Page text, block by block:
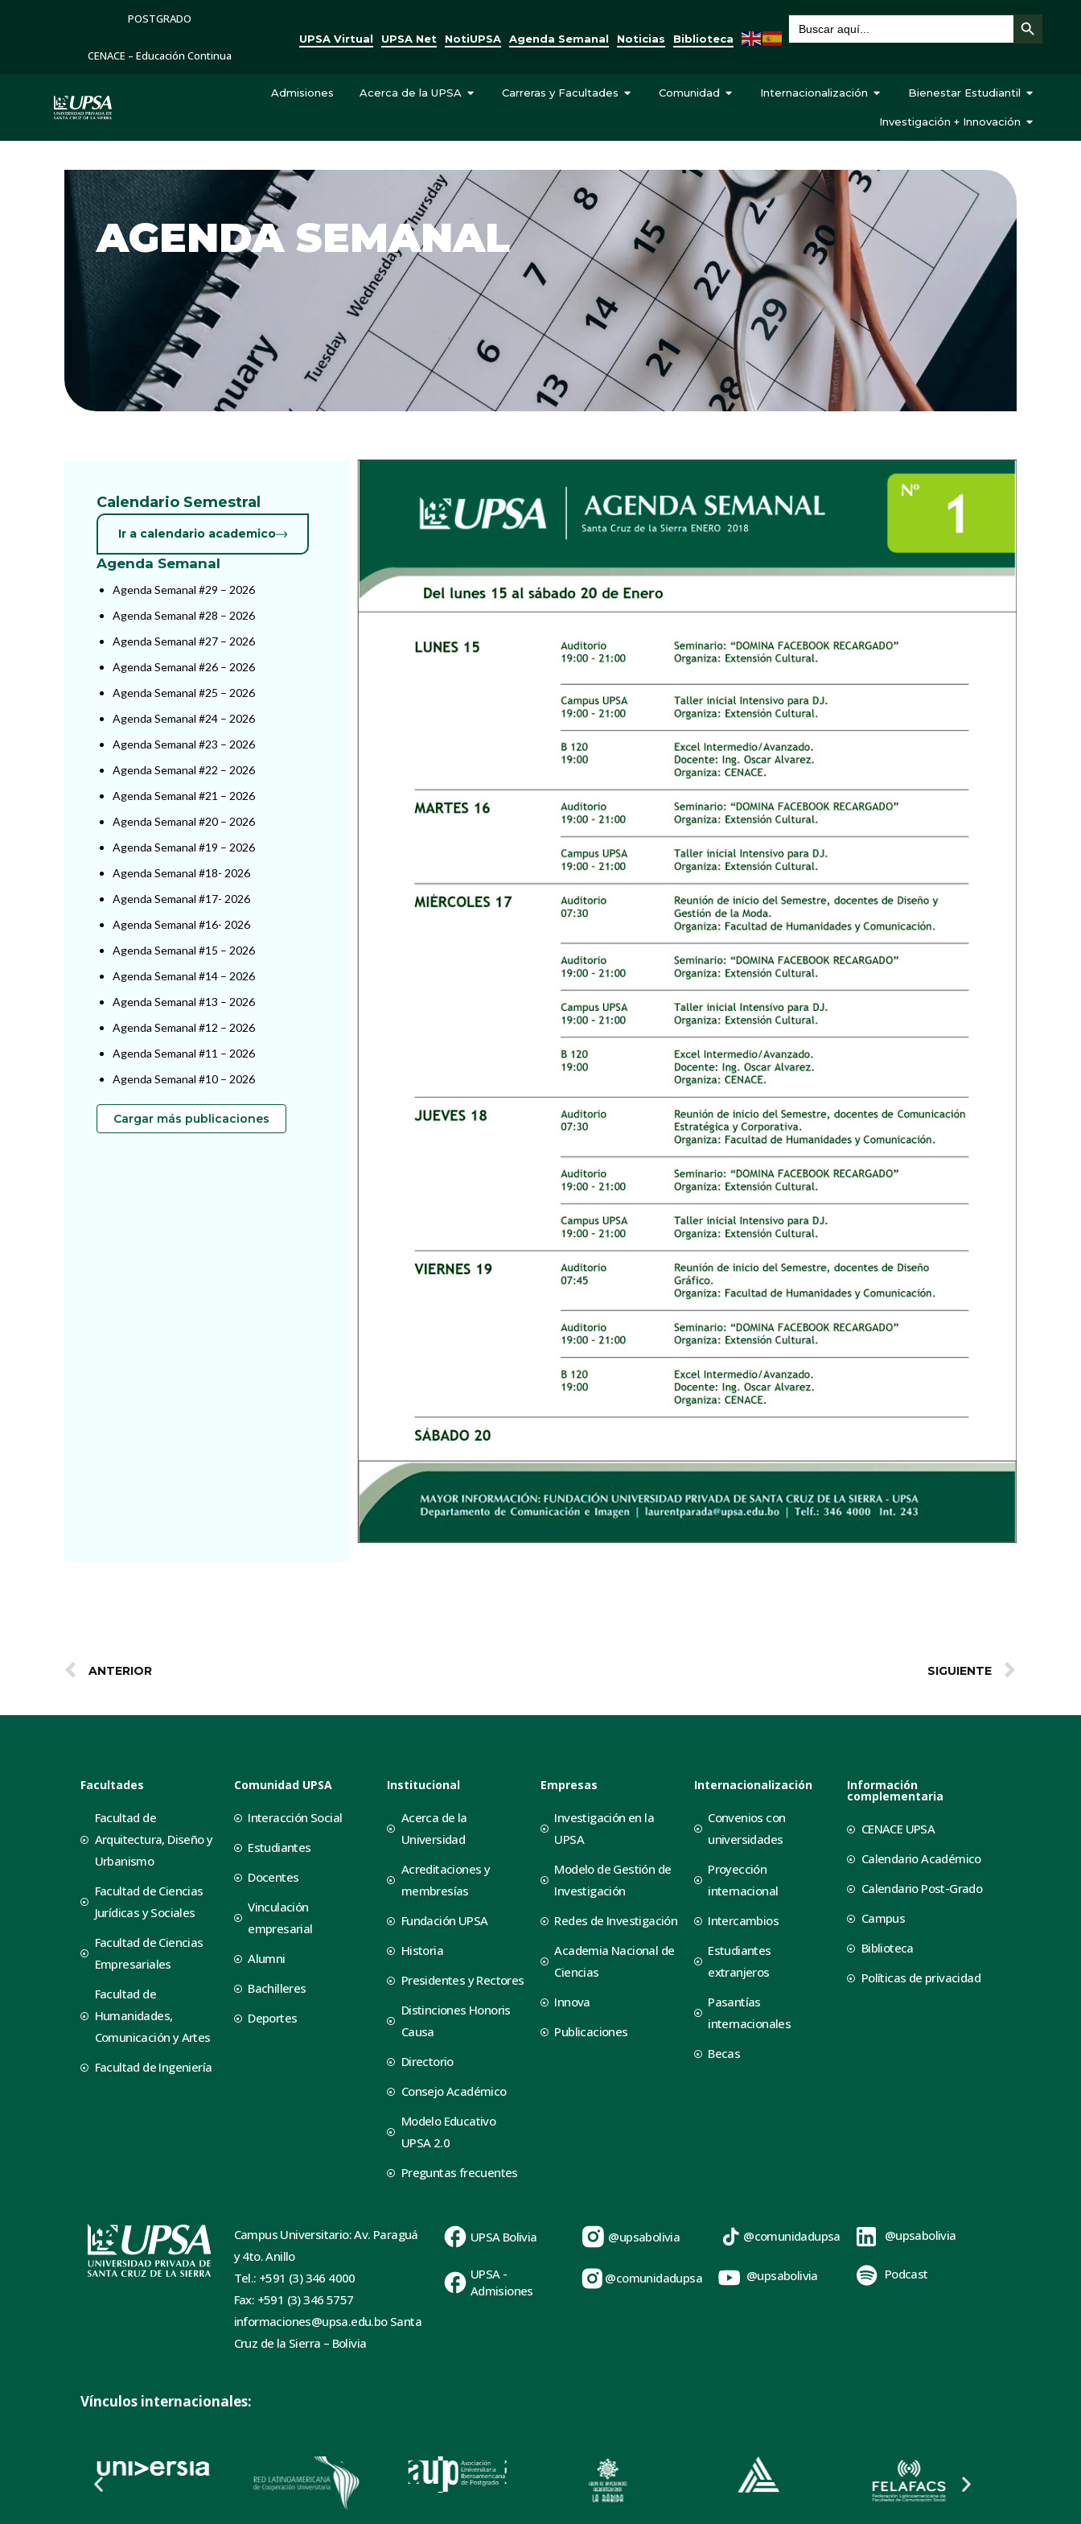
POSTGRADO
CENACE – Educación Continua
UPSA Virtual UPSA Net NotiUPSA Agenda Semanal Noticias Biblioteca
Buscar: Botón de búsqueda
Admisiones Acerca de la UPSA Carreras y Facultades Comunidad Internacionalización Bienestar Estudiantil
Investigación + Innovación
AGENDA SEMANAL
Calendario Semestral
Ir a calendario academico
Agenda Semanal
Agenda Semanal #29 – 2026
Agenda Semanal #28 – 2026
Agenda Semanal #27 – 2026
Agenda Semanal #26 – 2026
Agenda Semanal #25 – 2026
Agenda Semanal #24 – 2026
Agenda Semanal #23 – 2026
Agenda Semanal #22 – 2026
Agenda Semanal #21 – 2026
Agenda Semanal #20 – 2026
Agenda Semanal #19 – 2026
Agenda Semanal #18- 2026
Agenda Semanal #17- 2026
Agenda Semanal #16- 2026
Agenda Semanal #15 – 2026
Agenda Semanal #14 – 2026
Agenda Semanal #13 – 2026
Agenda Semanal #12 – 2026
Agenda Semanal #11 – 2026
Agenda Semanal #10 – 2026
Cargar más publicaciones
ANTERIOR SIGUIENTE
Facultades
Facultad de
Arquitectura, Diseño y
Urbanismo
Facultad de Ciencias
Jurídicas y Sociales
Facultad de Ciencias
Empresariales
Facultad de
Humanidades,
Comunicación y Artes
Facultad de Ingeniería
Comunidad UPSA
Interacción Social
Estudiantes
Docentes
Vinculación
empresarial
Alumni
Bachilleres
Deportes
Institucional
Acerca de la
Universidad
Acreditaciones y
membresías
Fundación UPSA
Historia
Presidentes y Rectores
Distinciones Honoris
Causa
Directorio
Consejo Académico
Modelo Educativo
UPSA 2.0
Preguntas frecuentes
Empresas
Investigación en la
UPSA
Modelo de Gestión de
Investigación
Redes de Investigación
Academia Nacional de
Ciencias
Innova
Publicaciones
Internacionalización
Convenios con
universidades
Proyección
internacional
Intercambios
Estudiantes
extranjeros
Pasantías
internacionales
Becas
Información
complementaria
CENACE UPSA
Calendario Académico
Calendario Post-Grado
Campus
Biblioteca
Políticas de privacidad
Campus Universitario: Av. Paraguá
y 4to. Anillo
Tel.: +591 (3) 346 4000
Fax: +591 (3) 346 5757
informaciones@upsa.edu.bo Santa
Cruz de la Sierra – Bolivia
UPSA Bolivia
UPSA -
Admisiones
@upsabolivia
@comunidadupsa
@comunidadupsa
@upsabolivia
@upsabolivia
Podcast
Vínculos internacionales: